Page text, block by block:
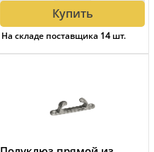
Купить
На складе поставщика 14шт.